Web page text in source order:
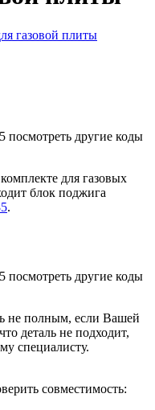
посмотреть другие коды
для газовых
блок поджига
.
посмотреть другие коды
не полным, если Вашей
деталь не подходит,
специалисту.
совместимость: